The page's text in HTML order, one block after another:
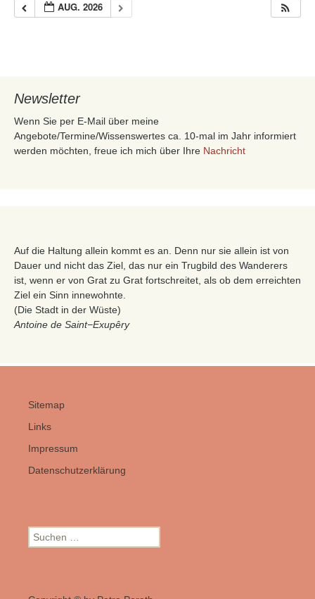
AUG. 2026
Newsletter
Wenn Sie per E-Mail über meine
Angebote/Termine/Wissenswertes ca. 10-mal im Jahr informiert
werden möchten, freue ich mich über Ihre Nachricht
Auf die Haltung allein kommt es an. Denn nur sie allein ist von
Dauer und nicht das Ziel, das nur ein Trugbild des Wanderers
ist, wenn er von Grat zu Grat fortschreitet, als ob dem erreichten
Ziel ein Sinn innewohnte.
(Die Stadt in der Wüste)
Antoine de Saint−Exupêry
Sitemap
Links
Impressum
Datenschutzerklärung
Suchen
nach: